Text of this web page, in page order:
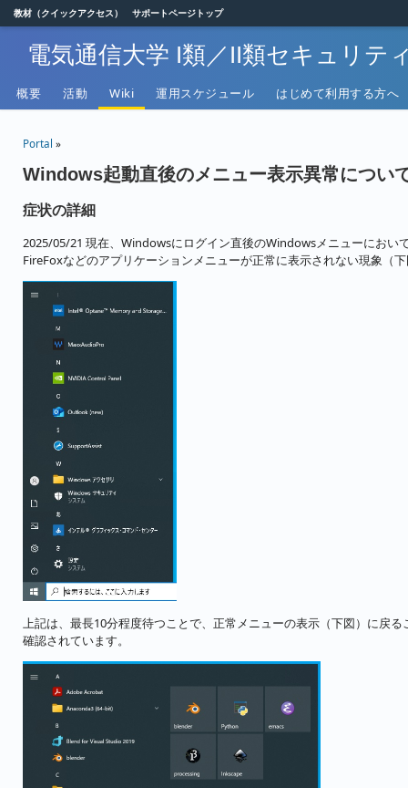
教材（クイックアクセス） サポートページトップ
電気通信大学 I類／II類セキュリテ
概要 活動 Wiki 運用スケジュール はじめて利用する方へ
Portal »
Windows起動直後のメニュー表示異常につい
症状の詳細
2025/05/21 現在、Windowsにログイン直後のWindowsメニューにおい
FireFoxなどのアプリケーションメニューが正常に表示されない現象（
上記は、最長10分程度待つことで、正常メニューの表示（下図）に戻る
確認されています。